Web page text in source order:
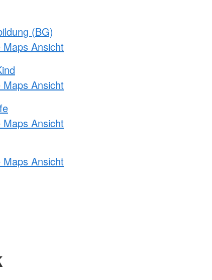
(BG)
Ansicht
Ansicht
Ansicht
Ansicht